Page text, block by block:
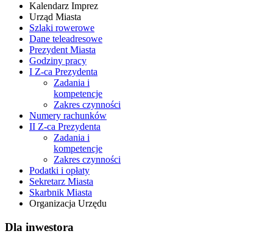
Kalendarz Imprez
Urząd Miasta
Szlaki rowerowe
Dane teleadresowe
Prezydent Miasta
Godziny pracy
I Z-ca Prezydenta
Zadania i
kompetencje
Zakres czynności
Numery rachunków
II Z-ca Prezydenta
Zadania i
kompetencje
Zakres czynności
Podatki i opłaty
Sekretarz Miasta
Skarbnik Miasta
Organizacja Urzędu
Dla inwestora